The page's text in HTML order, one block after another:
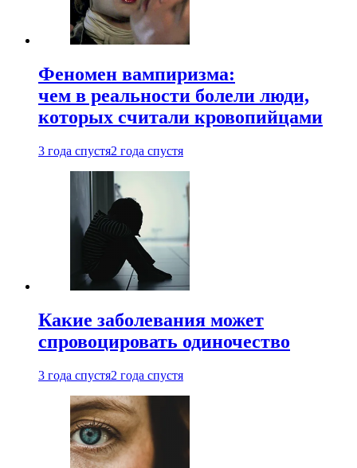
Феномен вампиризма:
чем в реальности болели люди,
которых считали кровопийцами
3 года спустя2 года спустя
Какие заболевания может
спровоцировать одиночество
3 года спустя2 года спустя